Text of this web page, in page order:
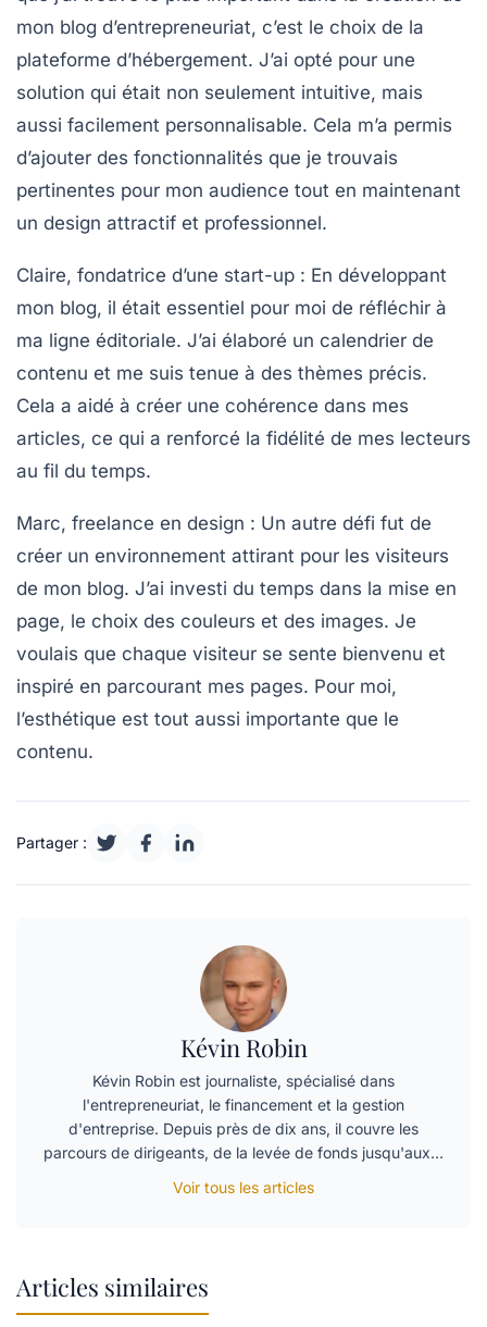
mon blog d’entrepreneuriat, c’est le choix de la
plateforme d’hébergement. J’ai opté pour une
solution qui était non seulement intuitive, mais
aussi facilement personnalisable. Cela m’a permis
d’ajouter des fonctionnalités que je trouvais
pertinentes pour mon audience tout en maintenant
un design attractif et professionnel.
Claire, fondatrice d’une start-up : En développant
mon blog, il était essentiel pour moi de réfléchir à
ma ligne éditoriale. J’ai élaboré un calendrier de
contenu et me suis tenue à des thèmes précis.
Cela a aidé à créer une cohérence dans mes
articles, ce qui a renforcé la fidélité de mes lecteurs
au fil du temps.
Marc, freelance en design : Un autre défi fut de
créer un environnement attirant pour les visiteurs
de mon blog. J’ai investi du temps dans la mise en
page, le choix des couleurs et des images. Je
voulais que chaque visiteur se sente bienvenu et
inspiré en parcourant mes pages. Pour moi,
l’esthétique est tout aussi importante que le
contenu.
Partager :
Kévin Robin
Kévin Robin est journaliste, spécialisé dans
l'entrepreneuriat, le financement et la gestion
d'entreprise. Depuis près de dix ans, il couvre les
parcours de dirigeants, de la levée de fonds jusqu'aux…
Voir tous les articles
Articles similaires